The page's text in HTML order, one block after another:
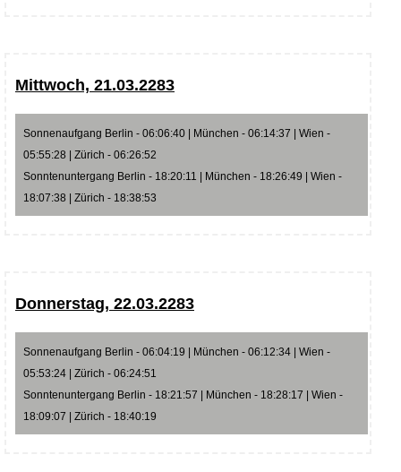
Mittwoch, 21.03.2283
Sonnenaufgang Berlin - 06:06:40 | München - 06:14:37 | Wien -
05:55:28 | Zürich - 06:26:52
Sonntenuntergang Berlin - 18:20:11 | München - 18:26:49 | Wien -
18:07:38 | Zürich - 18:38:53
Donnerstag, 22.03.2283
Sonnenaufgang Berlin - 06:04:19 | München - 06:12:34 | Wien -
05:53:24 | Zürich - 06:24:51
Sonntenuntergang Berlin - 18:21:57 | München - 18:28:17 | Wien -
18:09:07 | Zürich - 18:40:19